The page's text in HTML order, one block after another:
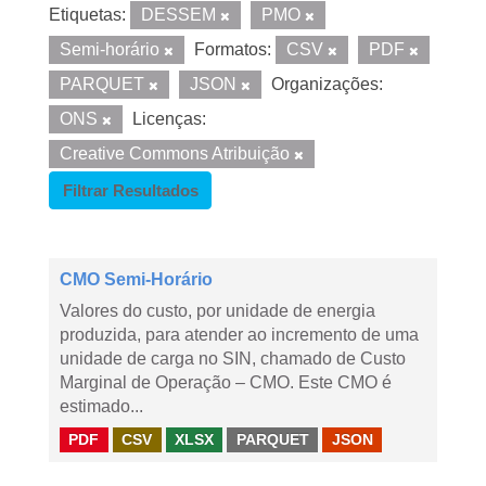
Etiquetas: DESSEM
PMO
Semi-horário
Formatos: CSV
PDF
PARQUET
JSON
Organizações:
ONS
Licenças:
Creative Commons Atribuição
Filtrar Resultados
CMO Semi-Horário
Valores do custo, por unidade de energia
produzida, para atender ao incremento de uma
unidade de carga no SIN, chamado de Custo
Marginal de Operação – CMO. Este CMO é
estimado...
PDF CSV XLSX PARQUET JSON